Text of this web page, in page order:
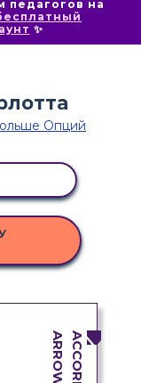
педагогов на
✨
Опций